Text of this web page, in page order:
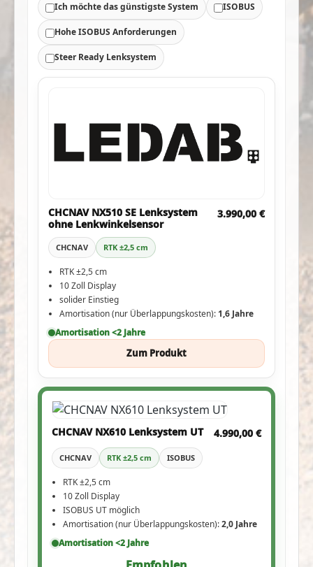
Ich möchte das günstigste System ISOBUS
Hohe ISOBUS Anforderungen
Steer Ready Lenksystem
CHCNAV NX510 SE Lenksystem
ohne Lenkwinkelsensor
3.990,00 €
CHCNAV RTK ±2,5 cm
RTK ±2,5 cm
10 Zoll Display
solider Einstieg
Amortisation (nur Überlappungskosten): 1,6 Jahre
Amortisation <2 Jahre
Zum Produkt
CHCNAV NX610 Lenksystem UT 4.990,00 €
CHCNAV RTK ±2,5 cm ISOBUS
RTK ±2,5 cm
10 Zoll Display
ISOBUS UT möglich
Amortisation (nur Überlappungskosten):2,0 Jahre
Amortisation <2 Jahre